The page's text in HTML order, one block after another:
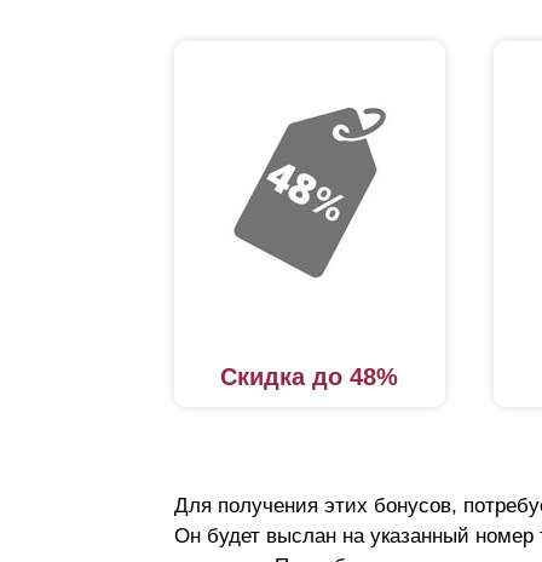
Скидка до 48%
Для получения этих бонусов,
Он будет выслан на указанный номер